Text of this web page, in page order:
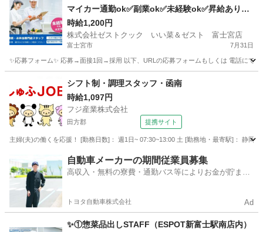
マイカー通勤ok✅副業ok✅未経験ok✅昇給あり✅
週2～ok✅扶養内ok
時給1,200円
株式会社ゼストクック いい菜＆ゼスト 富士宮店
富士宮市 7月31日
✨応募フォーム✨ 応募→面接1回→採用 以下、URLの応募フォームもしくは 電話にて
キッチン スタッフ
シフト制・調理スタッフ・函南
時給1,097円
フジ産業株式会社
田方郡 提携サイト
主婦(夫)の働くを応援！ [勤務日数]： 週1日~ 07:30~13:00 土 [勤務地・最寄駅]： 静
キッチン
自動車メーカーの期間従業員募集
高収入・無料の寮費・通勤バス等によりお金が貯まり
トヨタ自動車株式会社 Ad
✨①惣菜品出しSTAFF（ESPOT新富士駅南店内）